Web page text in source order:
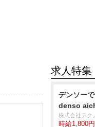
求人特集
デンソー
denso
株式会社テク
時給1,800円